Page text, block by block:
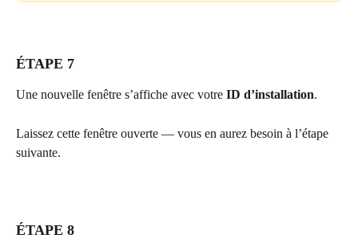
ÉTAPE 7
Une nouvelle fenêtre s’affiche avec votre ID d’installation.
Laissez cette fenêtre ouverte — vous en aurez besoin à l’étape
suivante.
ÉTAPE 8